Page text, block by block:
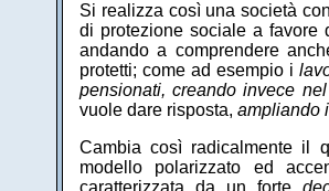
Si realizza così una società
di protezione sociale a favore
andando a comprendere
protetti; come ad esempio i
pensionati, creando invece
vuole dare risposta, ampliando
Cambia così radicalmente il
modello polarizzato ed